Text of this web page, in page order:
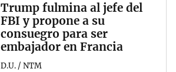
Trump fulmina al jefe del
FBI y propone a su
consuegro para ser
embajador en Francia
D.U. / NTM